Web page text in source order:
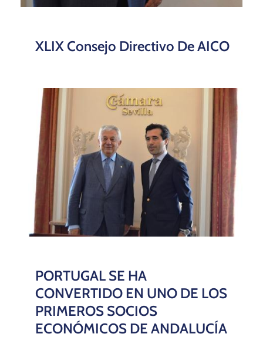
XLIX Consejo Directivo De AICO
PORTUGAL SE HA
CONVERTIDO EN UNO DE LOS
PRIMEROS SOCIOS
ECONÓMICOS DE ANDALUCÍA